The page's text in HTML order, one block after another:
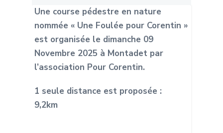
Une course pédestre en nature
nommée « Une Foulée pour Corentin »
est organisée le dimanche 09
Novembre 2025 à Montadet par
l’association Pour Corentin.
1 seule distance est proposée :
9,2km